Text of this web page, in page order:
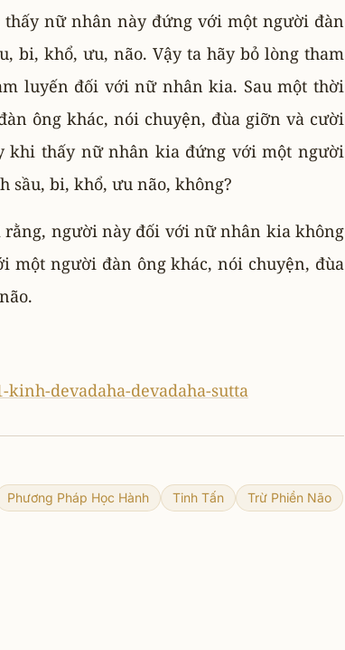
nữ nhân này đứng với một người đàn
bi, khổ, ưu, não. Vậy ta hãy bỏ lòng tham
luyến đối với nữ nhân kia. Sau một thời
ông khác, nói chuyện, đùa giỡn và cười
khi thấy nữ nhân kia đứng với một người
sầu, bi, khổ, ưu não, không?
rằng, người này đối với nữ nhân kia không
một người đàn ông khác, nói chuyện, đùa
devadaha-devadaha-sutta
Phương Pháp Học Hành Tinh Tấn Trừ Phiền Não